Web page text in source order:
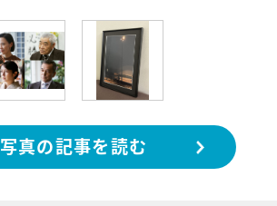
写真の記事を読む